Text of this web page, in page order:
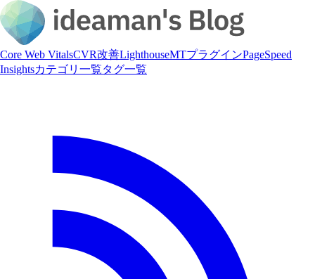
Core Web VitalsCVR改善LighthouseMTプラグインPageSpeed
Insightsカテゴリ一覧タグ一覧